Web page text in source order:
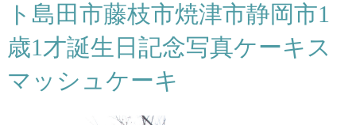
ト島田市藤枝市焼津市静岡市1
歳1才誕生日記念写真ケーキス
マッシュケーキ